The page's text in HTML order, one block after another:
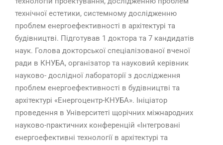
технічної естетики, системному дослідженню
проблем енергоефективності в архітектурі та
будівництві. Підготував 1 доктора та 7 кандидатів
наук. Голова докторської спеціалізованої вченої
ради в КНУБА, організатор та науковий керівник
науково- дослідної лабораторії з дослідження
проблем енергоефективності в будівництві та
архітектурі «Енергоцентр-КНУБА». Ініціатор
проведення в Університеті щорічних міжнародних
науково-практичних конференцій «Інтегровані
енергоефективні технології в архітектурі та